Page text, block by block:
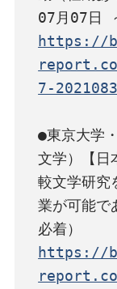
https://
7-
●東京大学
文学）【日
較文学研究
業が可能で
https://